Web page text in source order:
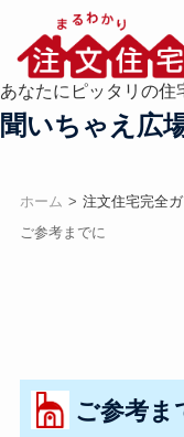
あなたにピッタリの住
聞いちゃえ広
ホーム 注文住宅完全ガ
ご参考までに
ご参考ま